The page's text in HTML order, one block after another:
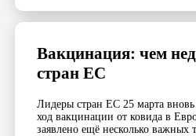
престижные международные
конференции запланировано на
Вакцинация: чем
стран ЕС
Лидеры стран ЕС 25 марта
ход вакцинации от ковида в
заявлено ещё несколько важных